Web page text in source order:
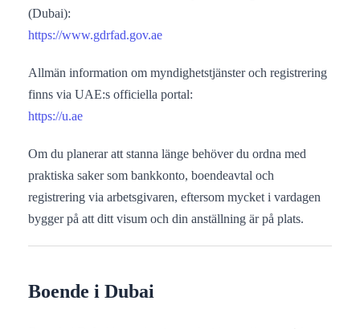
(Dubai):
https://www.gdrfad.gov.ae
Allmän information om myndighetstjänster och registrering
finns via UAE:s officiella portal:
https://u.ae
Om du planerar att stanna länge behöver du ordna med
praktiska saker som bankkonto, boendeavtal och
registrering via arbetsgivaren, eftersom mycket i vardagen
bygger på att ditt visum och din anställning är på plats.
Boende i Dubai